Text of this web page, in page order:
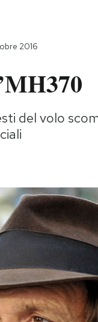
2016
del volo